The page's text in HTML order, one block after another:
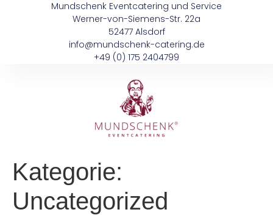
Mundschenk Eventcatering und Service
Werner-von-Siemens-Str. 22a
52477 Alsdorf
info@mundschenk-catering.de
+49 (0) 175 2404799
Kategorie:
Uncategorized